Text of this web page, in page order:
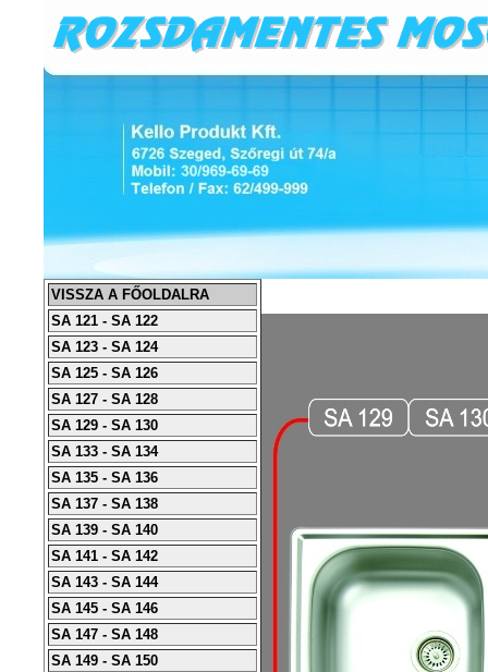
VISSZA A FŐOLDALRA
SA 121 - SA 122
SA 123 - SA 124
SA 125 - SA 126
SA 127 - SA 128
SA 129 - SA 130
SA 133 - SA 134
SA 135 - SA 136
SA 137 - SA 138
SA 139 - SA 140
SA 141 - SA 142
SA 143 - SA 144
SA 145 - SA 146
SA 147 - SA 148
SA 149 - SA 150